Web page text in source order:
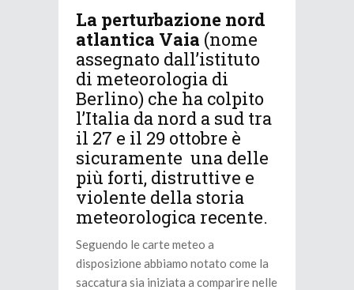
La perturbazione nord
atlantica Vaia (nome
assegnato dall’istituto
di meteorologia di
Berlino) che ha colpito
l’Italia da nord a sud tra
il 27 e il 29 ottobre è
sicuramente una delle
più forti, distruttive e
violente della storia
meteorologica recente.
Seguendo le carte meteo a
disposizione abbiamo notato come la
saccatura sia iniziata a comparire nelle